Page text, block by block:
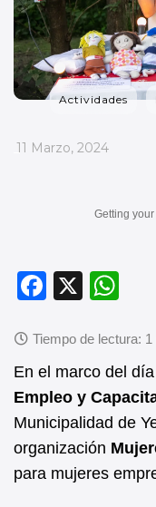
Actividades
_
11 Marzo, 2024
Getting your
F
c
e
b
o
o
k
X
at
s
A
p
p
En el marco del
Empleo y
Municipalidad de
organización
para mujeres